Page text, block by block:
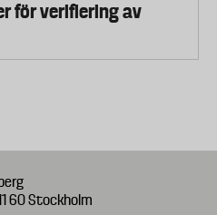
för verifiering av
60 Stockholm